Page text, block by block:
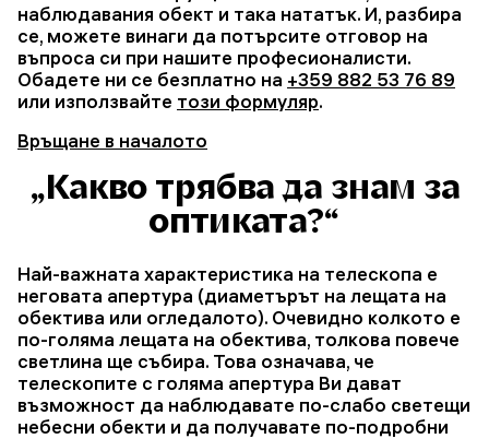
наблюдавания обект и така нататък. И, разбира
се, можете винаги да потърсите отговор на
въпроса си при нашите професионалисти.
Обадете ни се безплатно на +359 882 53 76 89
или използвайте този формуляр.
Връщане в началото
„Какво трябва да знам за
оптиката?“
Най-важната характеристика на телескопа е
неговата апертура (диаметърът на лещата на
обектива или огледалото). Очевидно колкото е
по-голяма лещата на обектива, толкова повече
светлина ще събира. Това означава, че
телескопите с голяма апертура Ви дават
възможност да наблюдавате по-слабо светещи
небесни обекти и да получавате по-подробни